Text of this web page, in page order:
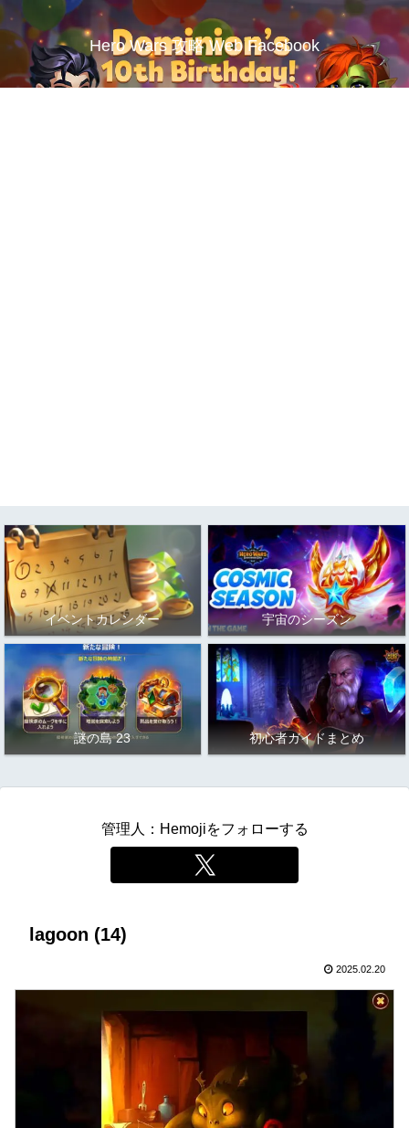
Hero Wars 攻略 Web Facebook
イベントカレンダー 宇宙のシーズン
謎の島 23 初心者ガイドまとめ
管理人：Hemojiをフォローする
lagoon (14)
2025.02.20